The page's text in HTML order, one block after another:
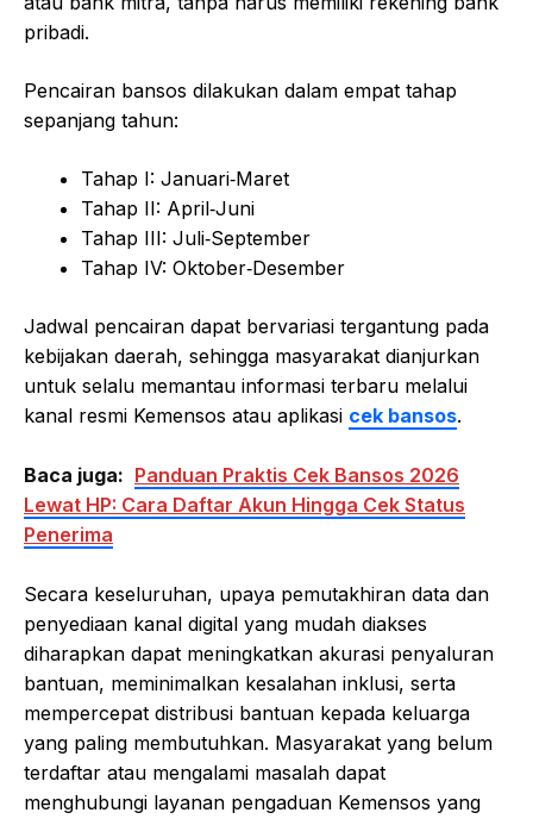
pribadi.
Pencairan bansos dilakukan dalam empat tahap
sepanjang tahun:
Tahap I: Januari‑Maret
Tahap II: April‑Juni
Tahap III: Juli‑September
Tahap IV: Oktober‑Desember
Jadwal pencairan dapat bervariasi tergantung pada
kebijakan daerah, sehingga masyarakat dianjurkan
untuk selalu memantau informasi terbaru melalui
kanal resmi Kemensos atau aplikasi cek bansos.
Baca juga: Panduan Praktis Cek Bansos 2026
Lewat HP: Cara Daftar Akun Hingga Cek Status
Penerima
Secara keseluruhan, upaya pemutakhiran data dan
penyediaan kanal digital yang mudah diakses
diharapkan dapat meningkatkan akurasi penyaluran
bantuan, meminimalkan kesalahan inklusi, serta
mempercepat distribusi bantuan kepada keluarga
yang paling membutuhkan. Masyarakat yang belum
terdaftar atau mengalami masalah dapat
menghubungi layanan pengaduan Kemensos yang